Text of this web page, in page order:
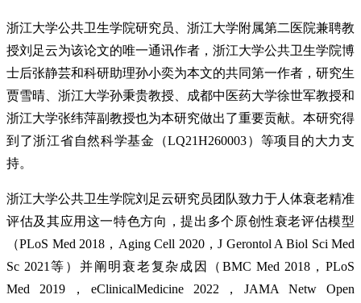
浙江大学公共卫生学院研究员、浙江大学附属第二医院兼聘教
授刘足云为该论文的唯一通讯作者，浙江大学公共卫生学院博
士后张静芸和科研助理孙小奕为本文的共同第一作者，研究生
贾雪晴、浙江大学孙秉贵教授、成都中医药大学徐世军教授和
浙江大学张纬萍副教授也为本研究做出了重要贡献。本研究得
到了浙江省自然科学基金（LQ21H260003）等项目的大力支
持。
浙江大学公共卫生学院刘足云研究员团队致力于人体衰老精准
评估及其应用这一特色方向，提出多个原创性衰老评估模型
（PLoS Med 2018，Aging Cell 2020，J Gerontol A Biol Sci Med
Sc 2021等）并阐明衰老复杂成因（BMC Med 2018，PLoS
Med 2019，eClinicalMedicine 2022，JAMA Netw Open